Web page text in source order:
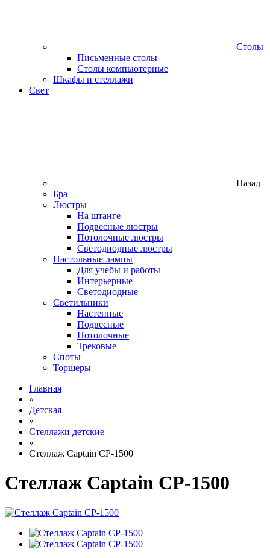
Столы
Письменные столы
Столы компьютерные
Шкафы и стеллажи
Свет
Назад
Бра
Люстры
На штанге
Подвесные люстры
Потолочные люстры
Светодиодные люстры
Настольные лампы
Для учебы и работы
Интерьерные
Светодиодные
Светильники
Настенные
Подвесные
Потолочные
Трековые
Споты
Торшеры
Главная
»
Детская
»
Стеллажи детские
»
Стеллаж Captain CP-1500
Стеллаж Captain CP-1500